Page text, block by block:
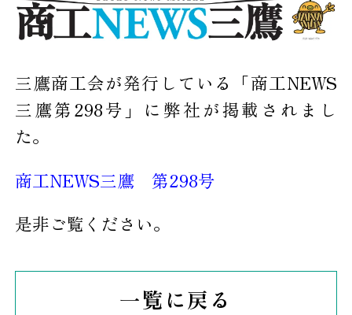
三鷹商工会が発行している「商工NEWS
三鷹第298号」に弊社が掲載されまし
た。
商工NEWS三鷹 第298号
是非ご覧ください。
一覧に戻る